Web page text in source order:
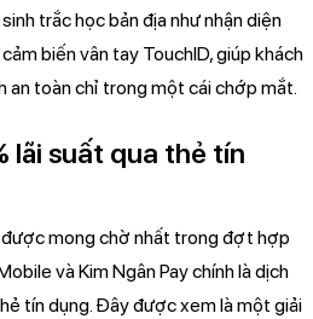
trắc học bản địa như nhận diện
biến vân tay TouchID, giúp khách
an toàn chỉ trong một cái chớp mắt.
lãi suất qua thẻ tín
mong chờ nhất trong đợt hợp
và Kim Ngân Pay chính là dịch
tín dụng. Đây được xem là một giải